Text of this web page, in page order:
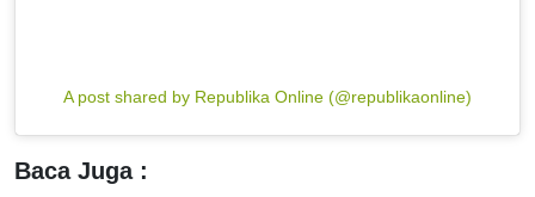
A post shared by Republika Online (@republikaonline)
Baca Juga :